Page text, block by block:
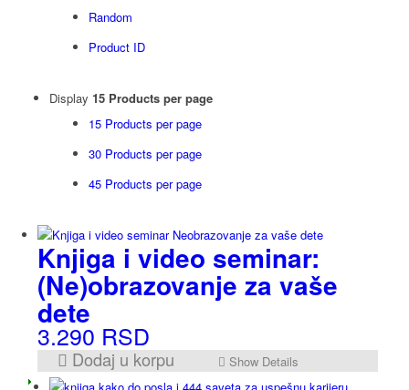
Random
Product ID
Display 15 Products per page
15 Products per page
30 Products per page
45 Products per page
Knjiga i video seminar:
(Ne)obrazovanje za vaše
dete
3.290 RSD
Dodaj u korpu Show Details